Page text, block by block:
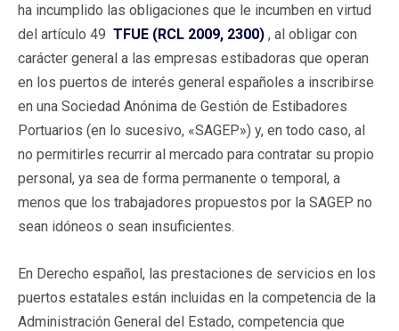
ha incumplido las obligaciones que le incumben en virtud
del artículo 49 TFUE (RCL 2009, 2300) , al obligar con
carácter general a las empresas estibadoras que operan
en los puertos de interés general españoles a inscribirse
en una Sociedad Anónima de Gestión de Estibadores
Portuarios (en lo sucesivo, «SAGEP») y, en todo caso, al
no permitirles recurrir al mercado para contratar su propio
personal, ya sea de forma permanente o temporal, a
menos que los trabajadores propuestos por la SAGEP no
sean idóneos o sean insuficientes.
En Derecho español, las prestaciones de servicios en los
puertos estatales están incluidas en la competencia de la
Administración General del Estado, competencia que